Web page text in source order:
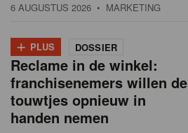
6 AUGUSTUS 2026 • MARKETING
+ PLUS DOSSIER
Reclame in de winkel:
franchisenemers willen de
touwtjes opnieuw in
handen nemen